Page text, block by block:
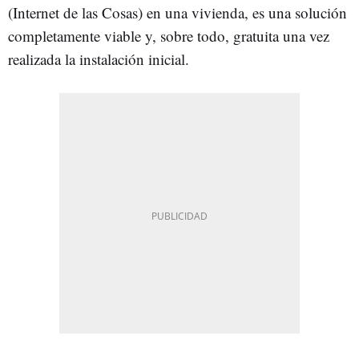
(Internet de las Cosas) en una vivienda, es una solución
completamente viable y, sobre todo, gratuita una vez
realizada la instalación inicial.